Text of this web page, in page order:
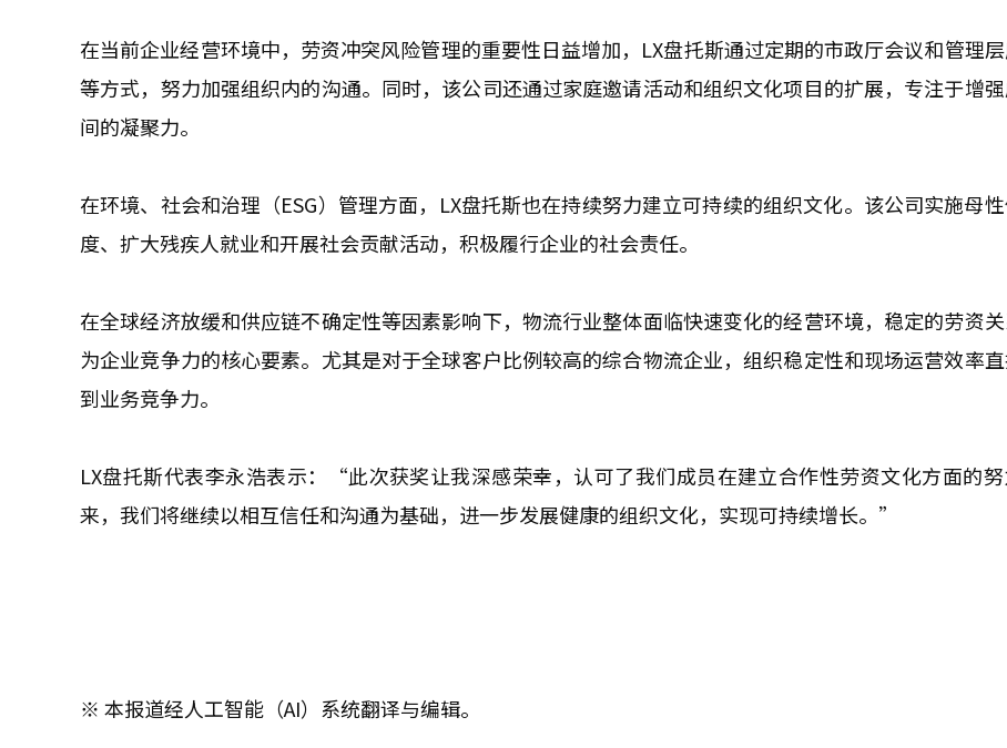
在当前企业经营环境中，劳资冲突风险管理的重要性日益增加，LX盘托斯通过定期的市政厅会议和管理
等方式，努力加强组织内的沟通。同时，该公司还通过家庭邀请活动和组织文化项目的扩展，专注于增
间的凝聚力。
在环境、社会和治理（ESG）管理方面，LX盘托斯也在持续努力建立可持续的组织文化。该公司实施母
度、扩大残疾人就业和开展社会贡献活动，积极履行企业的社会责任。
在全球经济放缓和供应链不确定性等因素影响下，物流行业整体面临快速变化的经营环境，稳定的劳资
为企业竞争力的核心要素。尤其是对于全球客户比例较高的综合物流企业，组织稳定性和现场运营效率
到业务竞争力。
LX盘托斯代表李永浩表示：“此次获奖让我深感荣幸，认可了我们成员在建立合作性劳资文化方面的
来，我们将继续以相互信任和沟通为基础，进一步发展健康的组织文化，实现可持续增长。”
※ 本报道经人工智能（AI）系统翻译与编辑。